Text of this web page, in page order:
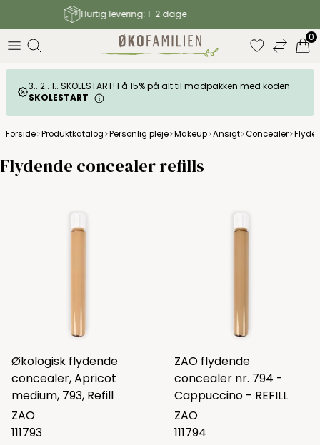
Gratis fragt til GLS pakkeshop over 499 DKK
0
3.. 2.. 1.. SKOLESTART! Få 15% på alt til madpakken med koden
SKOLESTART
Forside Produktkatalog Personlig pleje Makeup Ansigt Concealer
Flydende concealer refills
Økologisk flydende
concealer, Apricot
medium, 793, Refill
ZAO
111793
ZAO flydende
concealer nr. 794 -
Cappuccino - REFILL
ZAO
111794